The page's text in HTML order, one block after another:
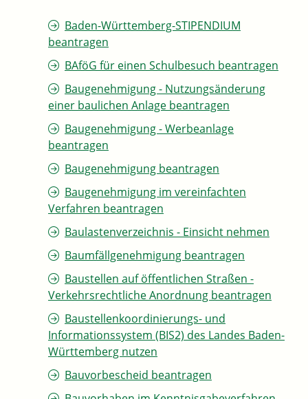
Baden-Württemberg-STIPENDIUM
beantragen
BAföG für einen Schulbesuch beantragen
Baugenehmigung - Nutzungsänderung
einer baulichen Anlage beantragen
Baugenehmigung - Werbeanlage
beantragen
Baugenehmigung beantragen
Baugenehmigung im vereinfachten
Verfahren beantragen
Baulastenverzeichnis - Einsicht nehmen
Baumfällgenehmigung beantragen
Baustellen auf öffentlichen Straßen -
Verkehrsrechtliche Anordnung beantragen
Baustellenkoordinierungs- und
Informationssystem (BIS2) des Landes Baden-
Württemberg nutzen
Bauvorbescheid beantragen